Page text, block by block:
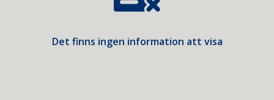
Det finns ingen information att visa